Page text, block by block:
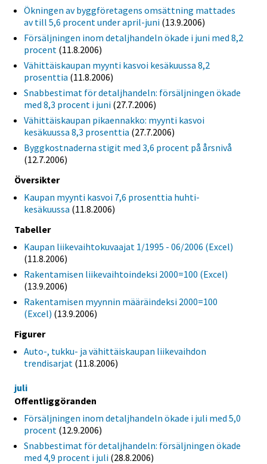
Ökningen av byggföretagens omsättning mattades
av till 5,6 procent under april-juni (13.9.2006)
Försäljningen inom detaljhandeln ökade i juni med 8,2
procent (11.8.2006)
Vähittäiskaupan myynti kasvoi kesäkuussa 8,2
prosenttia (11.8.2006)
Snabbestimat för detaljhandeln: försäljningen ökade
med 8,3 procent i juni (27.7.2006)
Vähittäiskaupan pikaennakko: myynti kasvoi
kesäkuussa 8,3 prosenttia (27.7.2006)
Byggkostnaderna stigit med 3,6 procent på årsnivå
(12.7.2006)
Översikter
Kaupan myynti kasvoi 7,6 prosenttia huhti-
kesäkuussa (11.8.2006)
Tabeller
Kaupan liikevaihtokuvaajat 1/1995 - 06/2006 (Excel)
(11.8.2006)
Rakentamisen liikevaihtoindeksi 2000=100 (Excel)
(13.9.2006)
Rakentamisen myynnin määräindeksi 2000=100
(Excel) (13.9.2006)
Figurer
Auto-, tukku- ja vähittäiskaupan liikevaihdon
trendisarjat (11.8.2006)
juli
Offentliggöranden
Försäljningen inom detaljhandeln ökade i juli med 5,0
procent (12.9.2006)
Snabbestimat för detaljhandeln: försäljningen ökade
med 4,9 procent i juli (28.8.2006)